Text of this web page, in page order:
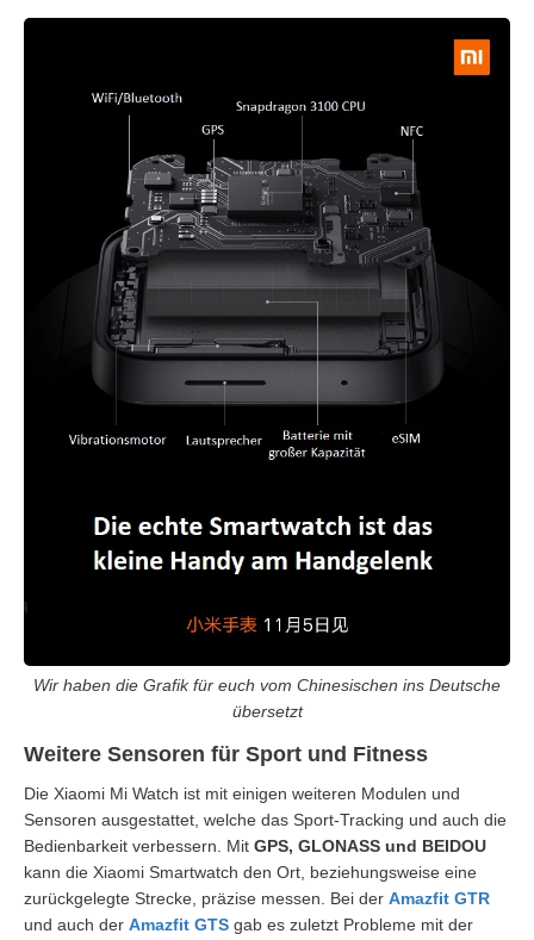
Wir haben die Grafik für euch vom Chinesischen ins Deutsche
übersetzt
Weitere Sensoren für Sport und Fitness
Die Xiaomi Mi Watch ist mit einigen weiteren Modulen und
Sensoren ausgestattet, welche das Sport-Tracking und auch die
Bedienbarkeit verbessern. Mit GPS, GLONASS und BEIDOU
kann die Xiaomi Smartwatch den Ort, beziehungsweise eine
zurückgelegte Strecke, präzise messen. Bei der Amazfit GTR
und auch der Amazfit GTS gab es zuletzt Probleme mit der